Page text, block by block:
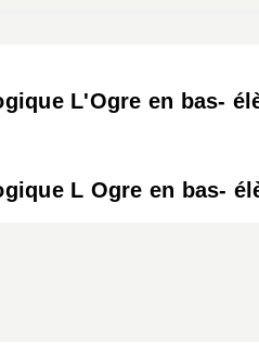
L'Ogre en bas-
L Ogre en bas-